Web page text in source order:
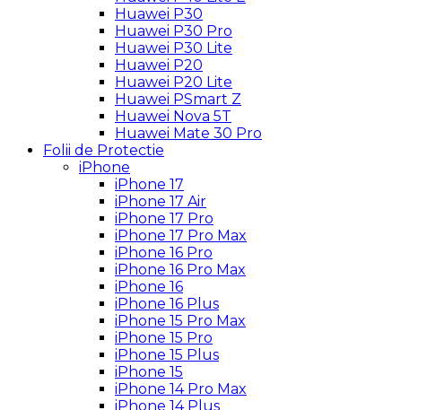
Huawei P30
Huawei P30 Pro
Huawei P30 Lite
Huawei P20
Huawei P20 Lite
Huawei PSmart Z
Huawei Nova 5T
Huawei Mate 30 Pro
Folii de Protectie
iPhone
iPhone 17
iPhone 17 Air
iPhone 17 Pro
iPhone 17 Pro Max
iPhone 16 Pro
iPhone 16 Pro Max
iPhone 16
iPhone 16 Plus
iPhone 15 Pro Max
iPhone 15 Pro
iPhone 15 Plus
iPhone 15
iPhone 14 Pro Max
iPhone 14 Plus